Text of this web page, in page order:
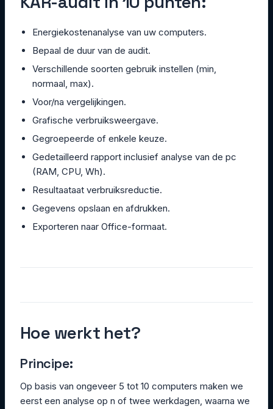
Energiekostenanalyse van uw computers.
Bepaal de duur van de audit.
Verschillende soorten gebruik instellen (min,
normaal, max).
Voor/na vergelijkingen.
Grafische verbruiksweergave.
Gegroepeerde of enkele keuze.
Gedetailleerd rapport inclusief analyse van de pc
(RAM, CPU, Wh).
Resultaataat verbruiksreductie.
Gegevens opslaan en afdrukken.
Exporteren naar Office-formaat.
Hoe werkt het?
Principe:
Op basis van ongeveer 5 tot 10 computers maken we
eerst een analyse op n of twee werkdagen, waarna we